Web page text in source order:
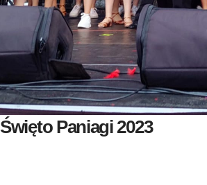
Święto Paniagi 2023